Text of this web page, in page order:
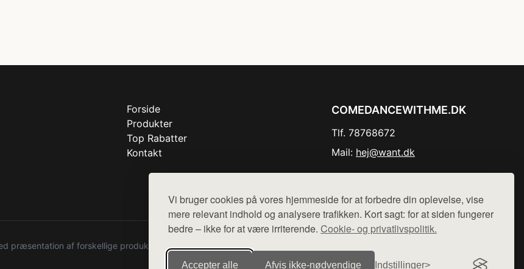
Vi bruger cookies på vores hjemmeside for at forbedre din oplevelse, vise
mere relevant indhold og analysere trafikken. Kort sagt: for at siden fungerer
bedre – ikke for at være irriterende. Cookie- og privatlivspolitik.
Accepter alle Afvis ikke‑nødvendige Indstillinger
Forside
Produkter
Top Rabatter
Kontakt
COMEDANCEWITHME.DK
Tlf. 78768672
Mail: hej@want.dk
præsentation af forskellige produkter fra diverse webshops. Der sælges ikke varer fra denne side - vi henviser til de shops,